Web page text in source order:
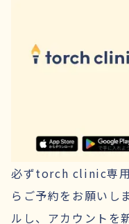
必ずtorch clinic専
らご予約をお願いし
ルし、アカウントを